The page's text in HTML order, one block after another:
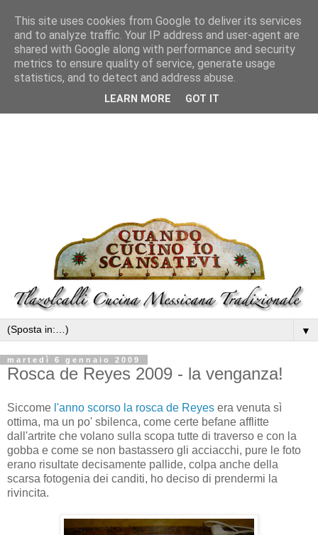
▼
martedì 6 gennaio 2009
Rosca de Reyes 2009 - la venganza!
Siccome l'anno scorso la rosca de Reyes era venuta sì
ottima, ma un po' sbilenca, come certe befane afflitte
dall'artrite che volano sulla scopa tutte di traverso e con la
gobba e come se non bastassero gli acciacchi, pure le foto
erano risultate decisamente pallide, colpa anche della
scarsa fotogenia dei canditi, ho deciso di prendermi la
rivincita.
This site uses cookies from Google to deliver its services
and to analyze traffic. Your IP address and user-agent are
shared with Google along with performance and security
metrics to ensure quality of service, generate usage
statistics, and to detect and address abuse.
LEARN MORE GOT IT